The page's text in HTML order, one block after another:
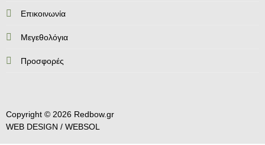
Επικοινωνία
Mεγεθολόγια
Προσφορές
Copyright © 2026 Redbow.gr
WEB DESIGN / WEBSOL